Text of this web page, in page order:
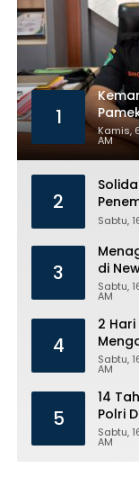
1
Kamis,
AM
2
Sabtu,
3
di
Sabtu,
AM
4
2
Sabtu,
AM
5
14
Polri
Sabtu,
AM